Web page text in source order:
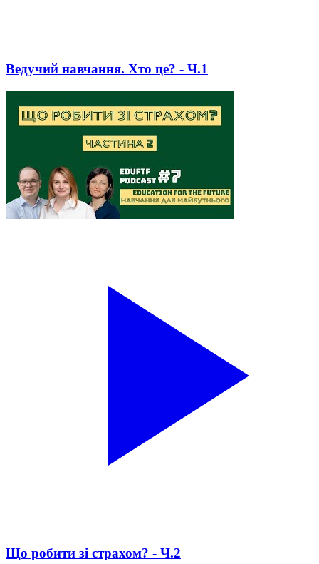
Ведучий навчання. Хто це? - Ч.1
Що робити зі страхом? - Ч.2